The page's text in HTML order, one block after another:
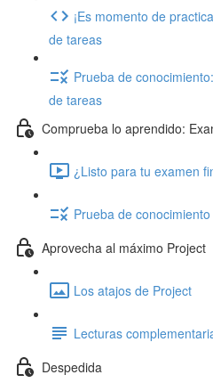
¡Es momento de
de tareas
Prueba de
de tareas
Comprueba lo aprendido:
¿Listo para tu examen
Prueba de
Aprovecha al máximo Project
Los atajos de Project
Lecturas
Despedida